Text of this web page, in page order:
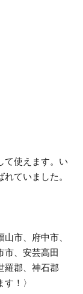
て使えます。い
ていました。
市、府中市、
市、安芸高田
羅郡、神石郡
！〉